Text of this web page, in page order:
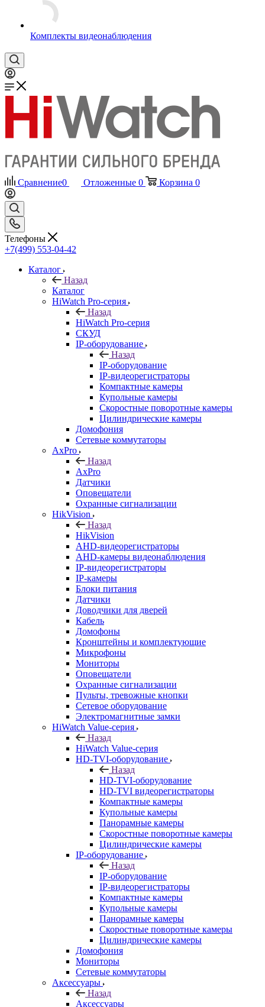
Комплекты видеонаблюдения
Сравнение0 Отложенные 0 Корзина 0
Телефоны
+7(499) 553-04-42
Каталог
Назад
Каталог
HiWatch Pro-серия
Назад
HiWatch Pro-серия
CКУД
IP-оборудование
Назад
IP-оборудование
IP-видеорегистраторы
Компактные камеры
Купольные камеры
Скоростные поворотные камеры
Цилиндрические камеры
Домофония
Сетевые коммутаторы
AxPro
Назад
AxPro
Датчики
Оповещатели
Охранные сигнализации
HikVision
Назад
HikVision
AHD-видеорегистраторы
AHD-камеры видеонаблюдения
IP-видеорегистраторы
IP-камеры
Блоки питания
Датчики
Доводчики для дверей
Кабель
Домофоны
Кронштейны и комплектующие
Микрофоны
Мониторы
Оповещатели
Охранные сигнализации
Пульты, тревожные кнопки
Сетевое оборудование
Электромагнитные замки
HiWatch Value-серия
Назад
HiWatch Value-серия
HD-TVI-оборудование
Назад
HD-TVI-оборудование
HD-TVI видеорегистраторы
Компактные камеры
Купольные камеры
Панорамные камеры
Скоростные поворотные камеры
Цилиндрические камеры
IP-оборудование
Назад
IP-оборудование
IP-видеорегистраторы
Компактные камеры
Купольные камеры
Панорамные камеры
Скоростные поворотные камеры
Цилиндрические камеры
Домофония
Мониторы
Сетевые коммутаторы
Аксессуары
Назад
Аксессуары